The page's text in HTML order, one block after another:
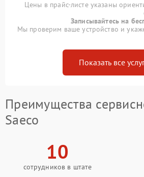
Цены в прайс-листе указаны
Записывайтесь на
Мы проверим ваше устройство и
Показать все
Преимущества
Saeco
10
сотрудников в штате